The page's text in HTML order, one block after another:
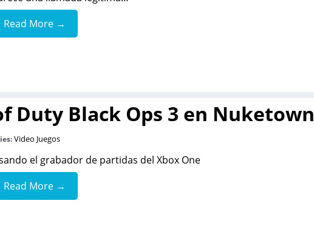
Read More →
Duty Black Ops 3 en Nuketown
Video Juegos
el grabador de partidas del Xbox One
Read More →